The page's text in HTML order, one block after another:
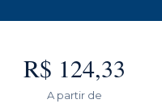
R$ 124,33
A partir de